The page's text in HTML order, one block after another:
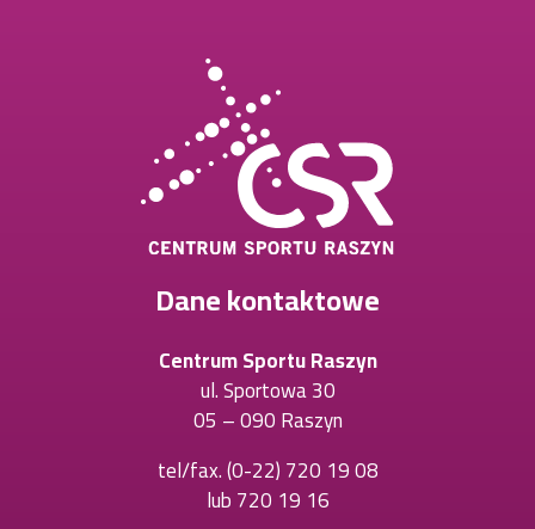
Dane kontaktowe
Centrum Sportu Raszyn
ul. Sportowa 30
05 – 090 Raszyn
tel/fax.(0-22) 720 19 08
lub720 19 16